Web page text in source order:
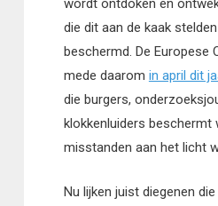
wordt ontdoken en
die dit aan de kaak
beschermd. De Europese
mede daarom in april dit
die burgers,
klokkenluiders beschermt
misstanden aan het licht
Nu lijken juist diegenen